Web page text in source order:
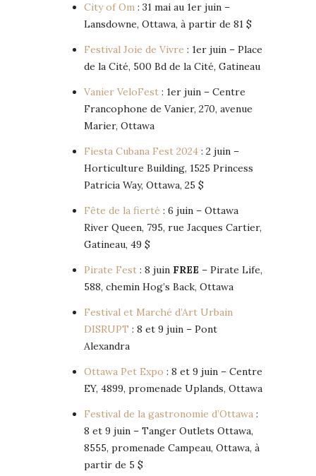
City of Om : 31 mai au 1er juin –
Lansdowne, Ottawa, à partir de 81 $
Festival Joie de Vivre : 1er juin – Place
de la Cité, 500 Bd de la Cité, Gatineau
Vanier VeloFest : 1er juin – Centre
Francophone de Vanier, 270, avenue
Marier, Ottawa
Fiesta Cubana Fest 2024 : 2 juin –
Horticulture Building, 1525 Princess
Patricia Way, Ottawa, 25 $
Fête de la fierté : 6 juin – Ottawa
River Queen, 795, rue Jacques Cartier,
Gatineau, 49 $
Pirate Fest : 8 juin FREE – Pirate Life,
588, chemin Hog’s Back, Ottawa
Festival et Marché d’Art Urbain
DISRUPT : 8 et 9 juin – Pont
Alexandra
Ottawa Pet Expo : 8 et 9 juin – Centre
EY, 4899, promenade Uplands, Ottawa
Festival de la gastronomie d’Ottawa :
8 et 9 juin – Tanger Outlets Ottawa,
8555, promenade Campeau, Ottawa, à
partir de 5 $